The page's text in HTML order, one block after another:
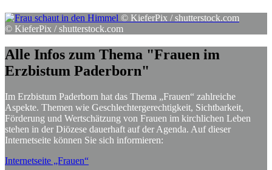
© KieferPix / shutterstock.com
© KieferPix / shutterstock.com
Alle Infos zum Thema "Frauen im
Erzbistum Paderborn"
Im Erzbistum Paderborn hat das Thema „Frauen“ zahlreiche
Aspekte. Themen wie Geschlechtergerechtigkeit, Sichtbarkeit,
Förderung und Wertschätzung von Frauen im kirchlichen Leben
stehen in der Diözese dauerhaft auf der Agenda. Auf dieser
Internetseite können Sie sich informieren:
Internetseite „Frauen“